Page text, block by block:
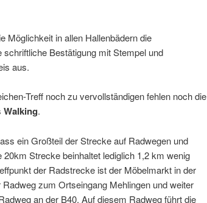
Möglichkeit in allen Hallenbädern die
Bestätigung mit Stempel und
aus.
Treff noch zu vervollständigen fehlen noch die
Walking.
ein Großteil der Strecke auf Radwegen und
Strecke beinhaltet lediglich 1,2 km wenig
der Radstrecke ist der Möbelmarkt in der
zum Ortseingang Mehlingen und weiter
an der B40. Auf diesem Radweg führt die